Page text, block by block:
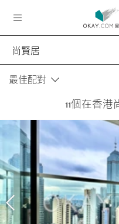
最佳配對
11個在香